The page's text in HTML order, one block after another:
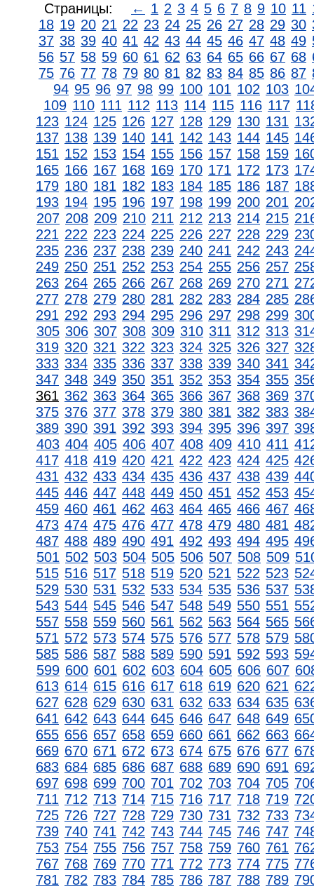
Страницы: ← 1 2 3 4 5 6 7 8 9 10 11
18 19 20 21 22 23 24 25 26 27 28 29 30
37 38 39 40 41 42 43 44 45 46 47 48 49
56 57 58 59 60 61 62 63 64 65 66 67 68
75 76 77 78 79 80 81 82 83 84 85 86 87
94 95 96 97 98 99 100 101 102 103
109 110 111 112 113 114 115 116 117
123 124 125 126 127 128 129 130 131
137 138 139 140 141 142 143 144 145
151 152 153 154 155 156 157 158 159
165 166 167 168 169 170 171 172 173
179 180 181 182 183 184 185 186 187
193 194 195 196 197 198 199 200 201
207 208 209 210 211 212 213 214 215
221 222 223 224 225 226 227 228 229
235 236 237 238 239 240 241 242 243
249 250 251 252 253 254 255 256 257
263 264 265 266 267 268 269 270 271
277 278 279 280 281 282 283 284 285
291 292 293 294 295 296 297 298 299
305 306 307 308 309 310 311 312 313
319 320 321 322 323 324 325 326 327
333 334 335 336 337 338 339 340 341
347 348 349 350 351 352 353 354 355
361 362 363 364 365 366 367 368 369
375 376 377 378 379 380 381 382 383
389 390 391 392 393 394 395 396 397
403 404 405 406 407 408 409 410 411
417 418 419 420 421 422 423 424 425
431 432 433 434 435 436 437 438 439
445 446 447 448 449 450 451 452 453
459 460 461 462 463 464 465 466 467
473 474 475 476 477 478 479 480 481
487 488 489 490 491 492 493 494 495
501 502 503 504 505 506 507 508 509
515 516 517 518 519 520 521 522 523
529 530 531 532 533 534 535 536 537
543 544 545 546 547 548 549 550 551
557 558 559 560 561 562 563 564 565
571 572 573 574 575 576 577 578 579
585 586 587 588 589 590 591 592 593
599 600 601 602 603 604 605 606 607
613 614 615 616 617 618 619 620 621
627 628 629 630 631 632 633 634 635
641 642 643 644 645 646 647 648 649
655 656 657 658 659 660 661 662 663
669 670 671 672 673 674 675 676 677
683 684 685 686 687 688 689 690 691
697 698 699 700 701 702 703 704 705
711 712 713 714 715 716 717 718 719
725 726 727 728 729 730 731 732 733
739 740 741 742 743 744 745 746 747
753 754 755 756 757 758 759 760 761
767 768 769 770 771 772 773 774 775
781 782 783 784 785 786 787 788 789